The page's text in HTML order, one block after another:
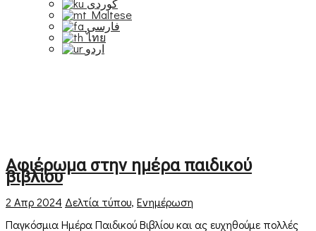
Maltese
فارسی
ไทย
اردو
Αφιέρωμα στην ημέρα παιδικού
βιβλίου
2 Απρ 2024 Δελτία τύπου, Ενημέρωση
Παγκόσμια Ημέρα Παιδικού Βιβλίου και ας ευχηθούμε πολλές